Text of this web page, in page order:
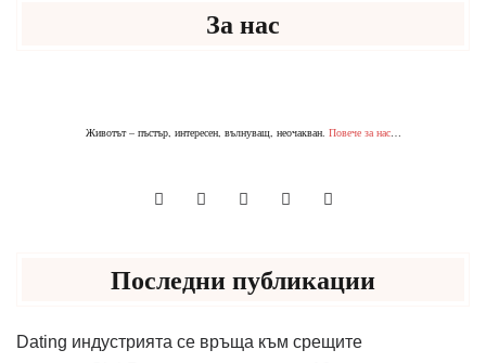
За нас
Животът – пъстър, интересен, вълнуващ, неочакван. Повече за нас…
Последни публикации
Dating индустрията се връща към срещите